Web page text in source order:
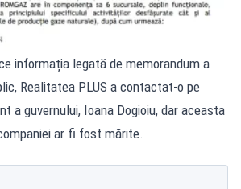
informația legată de memorandum a
Realitatea PLUS a contactat-o pe
a guvernului, Ioana Dogioiu, dar aceasta
ar fi fost mărite.